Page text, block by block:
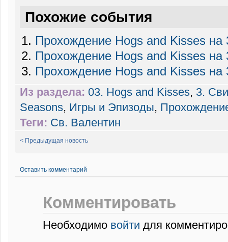
Похожие события
Прохождение Hogs and Kisses на
Прохождение Hogs and Kisses на
Прохождение Hogs and Kisses на
Из раздела: 03. Hogs and Kisses, 3.
Seasons, Игры и Эпизоды,
Теги: Св. Валентин
< Предыдущая новость
Оставить комментарий
Комментировать
Необходимо войти для